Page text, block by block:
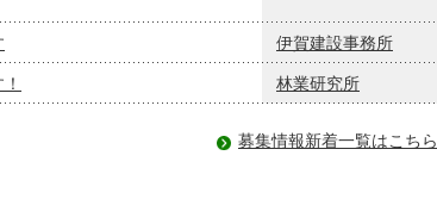
伊賀建設事務所
林業研究所
募集情報新着一覧はこちら